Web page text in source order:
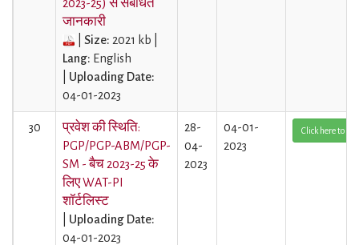
2023-25) से संबंधित
जानकारी
Size: 2021 kb |
Lang: English
Uploading Date:
04-01-2023
30
प्रवेश की स्थिति:
PGP/PGP-ABM/PGP-
SM - बैच 2023-25 ​​के
लिए WAT-PI
शॉर्टलिस्ट
Uploading Date:
04-01-2023
28-
04-
2023
04-01-
2023
Click here to